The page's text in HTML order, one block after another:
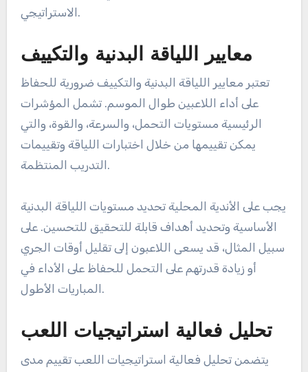
الاستراتيجي.
معايير اللياقة البدنية والتكييف
تعتبر معايير اللياقة البدنية والتكييف ضرورية للحفاظ
على أداء اللاعبين طوال الموسم. تشمل المؤشرات
الرئيسية مستويات التحمل، والسرعة، والقوة، والتي
يمكن تقييمها من خلال اختبارات اللياقة وتقييمات
التدريب المنتظمة.
يجب على الأندية المحلية تحديد مستويات اللياقة البدنية
الأساسية وتحديد أهداف قابلة للتحقيق للتحسين. على
سبيل المثال، قد يسعى اللاعبون إلى تقليل أوقات الجري
أو زيادة قدرتهم على التحمل للحفاظ على الأداء في
المباريات الأطول.
تحليل فعالية استراتيجيات اللعب
يتضمن تحليل فعالية استراتيجيات اللعب تقييم مدى